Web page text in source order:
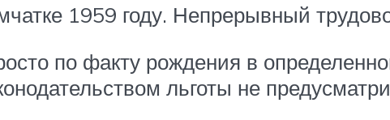
1959 году. Непрерывный
по факту рождения в
льготы не